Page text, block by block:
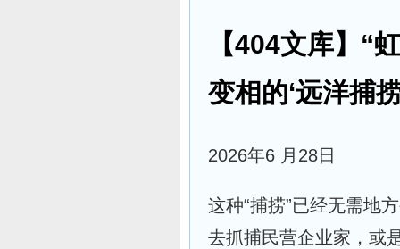
【404文库】“
变相的‘远洋捕
2026年6 月28日
这种“捕捞”已经无需地
去抓捕民营企业家，或